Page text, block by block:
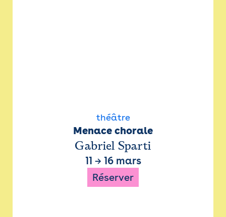
théâtre
Menace chorale
Gabriel Sparti
11 → 16 mars
Réserver